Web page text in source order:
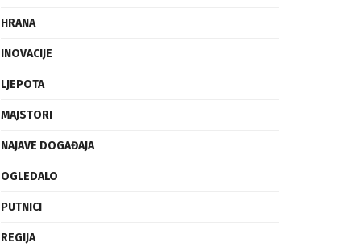
HRANA
INOVACIJE
LJEPOTA
MAJSTORI
NAJAVE DOGAĐAJA
OGLEDALO
PUTNICI
REGIJA